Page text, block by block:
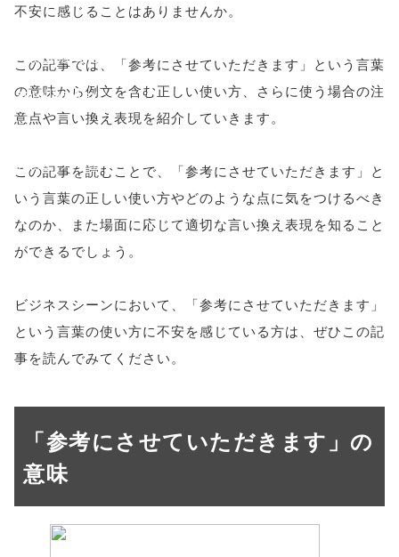
menubar=no,
toolbar=no,
scrollbars=yes'
); return
false;"> シェア
不安に感じることはありませんか。
この記事では、「参考にさせていただきます」という言葉
の意味から例文を含む正しい使い方、さらに使う場合の注
意点や言い換え表現を紹介していきます。
この記事を読むことで、「参考にさせていただきます」と
いう言葉の正しい使い方やどのような点に気をつけるべき
なのか、また場面に応じて適切な言い換え表現を知ること
ができるでしょう。
ビジネスシーンにおいて、「参考にさせていただきます」
という言葉の使い方に不安を感じている方は、ぜひこの記
事を読んでみてください。
「参考にさせていただきます」の
意味